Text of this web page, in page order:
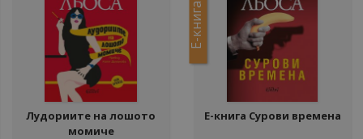
Лудориите на лошото
момиче
Е-книга
Е-книга Сурови времена